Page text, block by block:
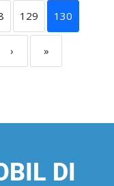
129 130
› »
DI